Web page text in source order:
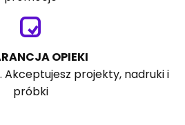
OPIEKI
Akceptujesz projekty, nadruki i
próbki